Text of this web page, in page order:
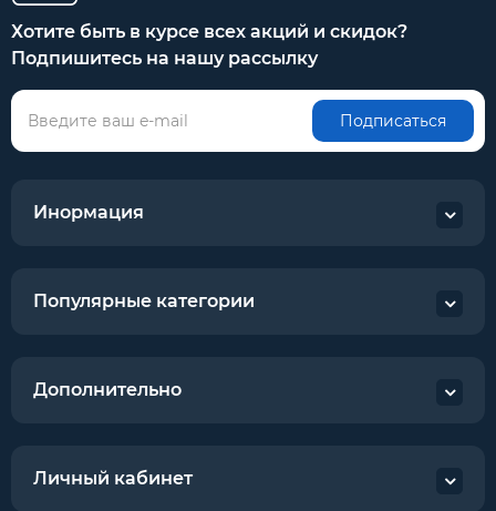
Хотите быть в курсе всех акций и скидок?
Подпишитесь на нашу рассылку
Подписаться
Инормация
Популярные категории
Дополнительно
Личный кабинет